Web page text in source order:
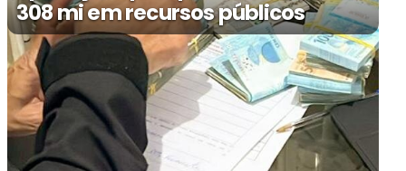
308 mi em recursos públicos